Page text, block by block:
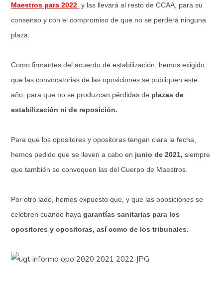
Maestros para 2022 y las llevará al resto de CCAA, para su
consenso y con el compromiso de que no se perderá ninguna
plaza.
Como firmantes del acuerdo de estabilización, hemos exigido
que las convocatorias de las oposiciones se publiquen este
año, para que no se produzcan pérdidas de plazas de
estabilización ni de reposición.
Para que los opositores y opositoras tengan clara la fecha,
hemos pedido que se lleven a cabo en junio de 2021,siempre
que también se convoquen las del Cuerpo de Maestros.
Por otro lado, hemos expuesto que, y que las oposiciones se
celebren cuando hayagarantías sanitarias para los
opositores y opositoras, así como de los tribunales.